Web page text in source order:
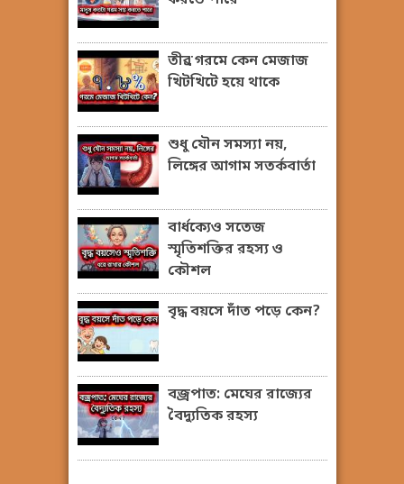
তীব্র গরমে কেন মেজাজ
খিটখিটে হয়ে থাকে
শুধু যৌন সমস্যা নয়,
লিঙ্গের আগাম সতর্কবার্তা
বার্ধক্যেও সতেজ
স্মৃতিশক্তির রহস্য ও
কৌশল
বৃদ্ধ বয়সে দাঁত পড়ে কেন?
বজ্রপাত: মেঘের রাজ্যের
বৈদ্যুতিক রহস্য